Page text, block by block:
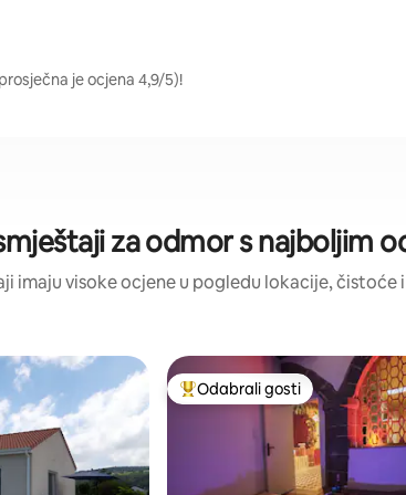
je ocjena 4,9/5)!
za odmor s najboljim
imaju visoke ocjene u pogledu lokacije, čistoće
s oznakom „Odabrali gosti”Među najviše rangiranima s
Odabrali gosti